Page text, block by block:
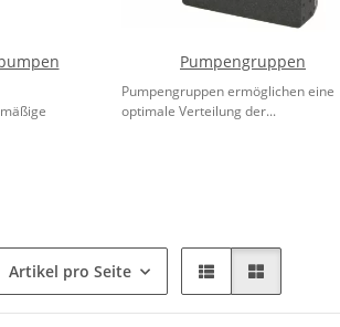
Pumpengruppen
Pumpengruppen ermöglichen eine
optimale Verteilung der...
Artikel pro Seite